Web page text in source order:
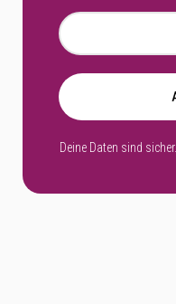
Deine Daten sind